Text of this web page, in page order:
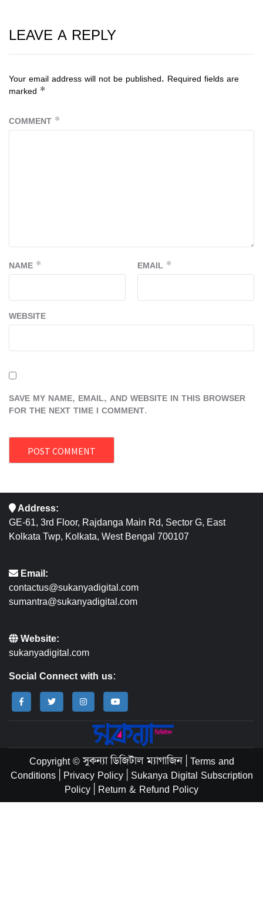
LEAVE A REPLY
Your email address will not be published. Required fields are
marked *
COMMENT *
NAME * EMAIL *
WEBSITE
SAVE MY NAME, EMAIL, AND WEBSITE IN THIS BROWSER
FOR THE NEXT TIME I COMMENT.
Address:
GE-61, 3rd Floor, Rajdanga Main Rd, Sector G, East
Kolkata Twp, Kolkata, West Bengal 700107
Email:
contactus@sukanyadigital.com
sumantra@sukanyadigital.com
Website:
sukanyadigital.com
Social Connect with us:
Copyright © সুকন্যা ডিজিটাল ম্যাগাজিন Terms and
Conditions
Privacy Policy
Sukanya Digital Subscription
Policy Return & Refund Policy